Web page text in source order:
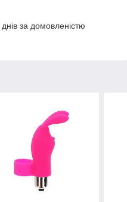
за домовленістю